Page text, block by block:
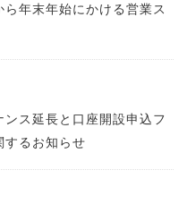
ら年末年始にかける営業ス
ス延長と口座開設申込フ
するお知らせ